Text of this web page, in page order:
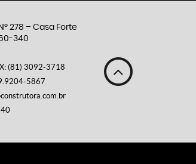
278 – Casa Forte
340
(81) 3092-3718
5867